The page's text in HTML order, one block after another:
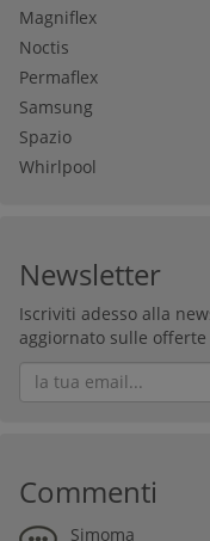
Magniflex
Noctis
Permaflex
Samsung
Spazio
Whirlpool
Newsletter
Iscriviti adesso alla
aggiornato sulle
Commenti
Simoma